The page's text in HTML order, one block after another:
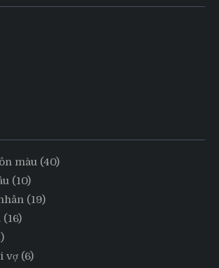
màu (40)
(10)
(19)
(16)
vợ (6)